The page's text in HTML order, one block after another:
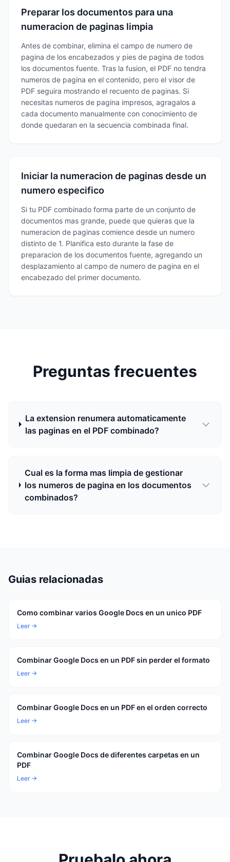
Preparar los documentos para una
numeracion de paginas limpia
Antes de combinar, elimina el campo de numero de
pagina de los encabezados y pies de pagina de todos
los documentos fuente. Tras la fusion, el PDF no tendra
numeros de pagina en el contenido, pero el visor de
PDF seguira mostrando el recuento de paginas. Si
necesitas numeros de pagina impresos, agragalos a
cada documento manualmente con conocimiento de
donde quedaran en la secuencia combinada final.
Iniciar la numeracion de paginas desde un
numero especifico
Si tu PDF combinado forma parte de un conjunto de
documentos mas grande, puede que quieras que la
numeracion de paginas comience desde un numero
distinto de 1. Planifica esto durante la fase de
preparacion de los documentos fuente, agregando un
desplazamiento al campo de numero de pagina en el
encabezado del primer documento.
Preguntas frecuentes
La extension renumera automaticamente
las paginas en el PDF combinado?
Cual es la forma mas limpia de gestionar
los numeros de pagina en los documentos
combinados?
Guias relacionadas
Como combinar varios Google Docs en un unico PDF
Leer →
Combinar Google Docs en un PDF sin perder el formato
Leer →
Combinar Google Docs en un PDF en el orden correcto
Leer →
Combinar Google Docs de diferentes carpetas en un
PDF
Leer →